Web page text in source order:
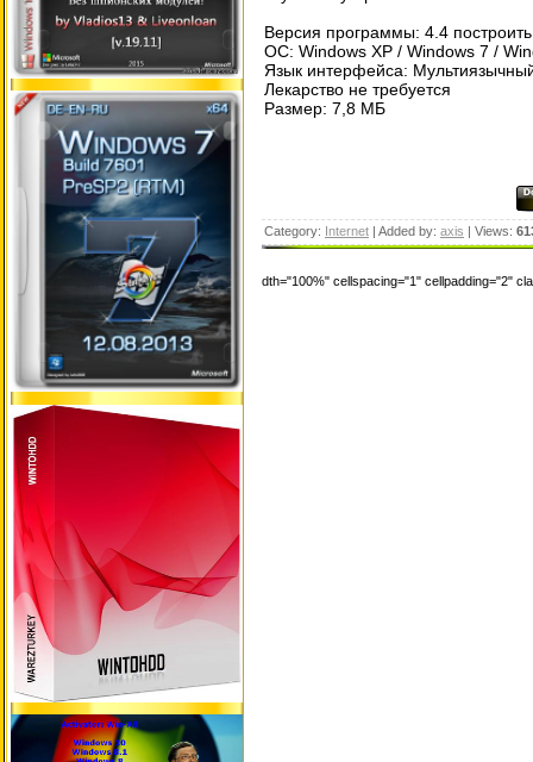
Версия программы: 4.4
ОС: Windows XP / Windows 7 /
Язык интерфейса:
Лекарство не требуется
Размер: 7,8 МБ
Category: Internet | Added by: axis | Views:
dth="100%" cellspacing="1" cellpadding="2"